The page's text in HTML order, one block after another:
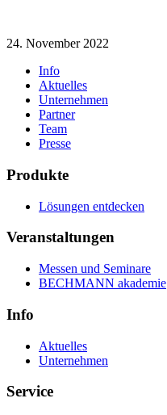
24. November 2022
Info
Aktuelles
Unternehmen
Partner
Team
Presse
Produkte
Lösungen entdecken
Veranstaltungen
Messen und Seminare
BECHMANN akademie
Info
Aktuelles
Unternehmen
Service